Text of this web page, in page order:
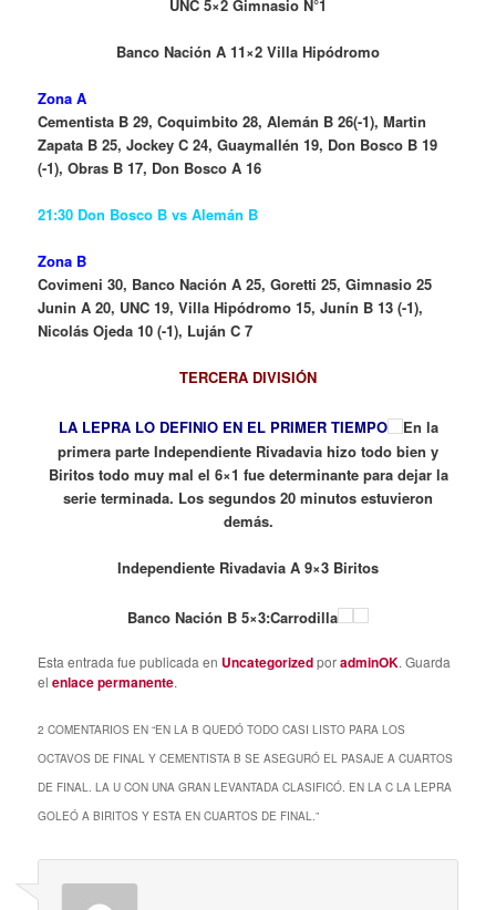
UNC 5×2 Gimnasio N°1
Banco Nación A 11×2 Villa Hipódromo
Zona A
Cementista B 29, Coquimbito 28, Alemán B 26(-1), Martin
Zapata B 25, Jockey C 24, Guaymallén 19, Don Bosco B 19
(-1), Obras B 17, Don Bosco A 16
21:30 Don Bosco B vs Alemán B
Zona B
Covimeni 30, Banco Nación A 25, Goretti 25, Gimnasio 25
Junin A 20, UNC 19, Villa Hipódromo 15, Junín B 13 (-1),
Nicolás Ojeda 10 (-1), Luján C 7
TERCERA DIVISIÓN
LA LEPRA LO DEFINIO EN EL PRIMER TIEMPO
En la
primera parte Independiente Rivadavia hizo todo bien y
Biritos todo muy mal el 6×1 fue determinante para dejar la
serie terminada. Los segundos 20 minutos estuvieron
demás.
Independiente Rivadavia A 9×3 Biritos
Banco Nación B 5×3:Carrodilla
Esta entrada fue publicada en UncategorizedporadminOK. Guarda
elenlace permanente.
2 COMENTARIOS EN “EN LA B QUEDÓ TODO CASI LISTO PARA LOS
OCTAVOS DE FINAL Y CEMENTISTA B SE ASEGURÓ EL PASAJE A CUARTOS
DE FINAL. LA U CON UNA GRAN LEVANTADA CLASIFICÓ. EN LA C LA LEPRA
GOLEÓ A BIRITOS Y ESTA EN CUARTOS DE FINAL.”